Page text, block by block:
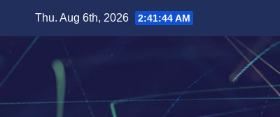
content
Thu. Aug 6th, 2026 2:41:44 AM